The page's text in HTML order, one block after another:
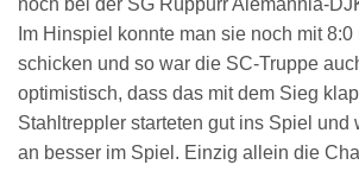
noch bei der SG Rüppurr Alemannia-
Im Hinspiel konnte man sie noch mit
schicken und so war die SC-Truppe
optimistisch, dass das mit dem Sieg
Stahltreppler starteten gut ins Spiel und
an besser im Spiel. Einzig allein die